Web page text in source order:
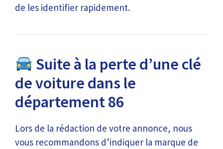
de les identifier rapidement.
Suite à la perte d’une clé
de voiture dans le
département 86
Lors de la rédaction de votre annonce, nous
vous recommandons d’indiquer la marque de